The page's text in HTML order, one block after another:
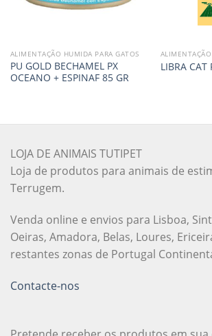
ALIMENTAÇÃO HUMIDA PARA GATOS
PU GOLD BECHAMEL PX
OCEANO + ESPINAF 85 GR
LIBRA CAT
LOJA DE ANIMAIS TUTIPET
Loja de produtos para animais de
Terrugem.
Venda online e envios para Lisboa,
Oeiras, Amadora, Belas, Loures,
restantes zonas de Portugal
Contacte-nos